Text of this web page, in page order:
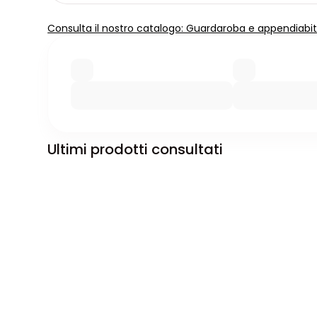
Consulta il nostro catalogo: Guardaroba e
Ultimi prodotti consultati